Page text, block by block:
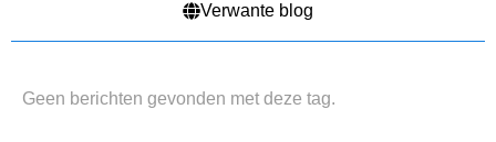
Verwante blog
Geen berichten gevonden met deze tag.